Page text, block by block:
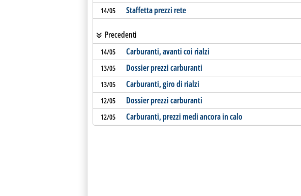
14/05 Staffetta prezzi rete
Precedenti
14/05 Carburanti, avanti coi rialzi
13/05 Dossier prezzi carburanti
13/05 Carburanti, giro di rialzi
12/05 Dossier prezzi carburanti
12/05 Carburanti, prezzi medi ancora in calo